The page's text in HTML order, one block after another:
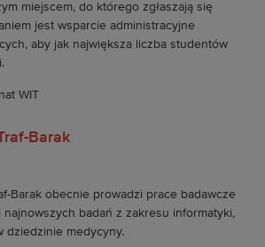
miejscem, do którego zgłaszają się
jest wsparcie administracyjne
aby jak największa liczba studentów
Barak
Barak obecnie prowadzi prace badawcze
najnowszych badań z zakresu informatyki,
dziedzinie medycyny.